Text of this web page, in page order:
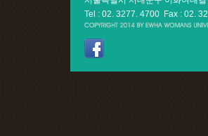
Tel : 02. 3277. 4700 Fax : 02.